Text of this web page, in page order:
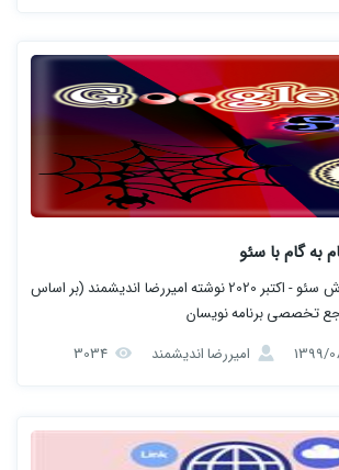
به گام با سئو
جدید ترین کتاب آموزش سئو - اکتبر 2020 نوشته امیررضا اندیشمند (بر اساس
تخصصی برنامه نویسان
امیررضا اندیشمند